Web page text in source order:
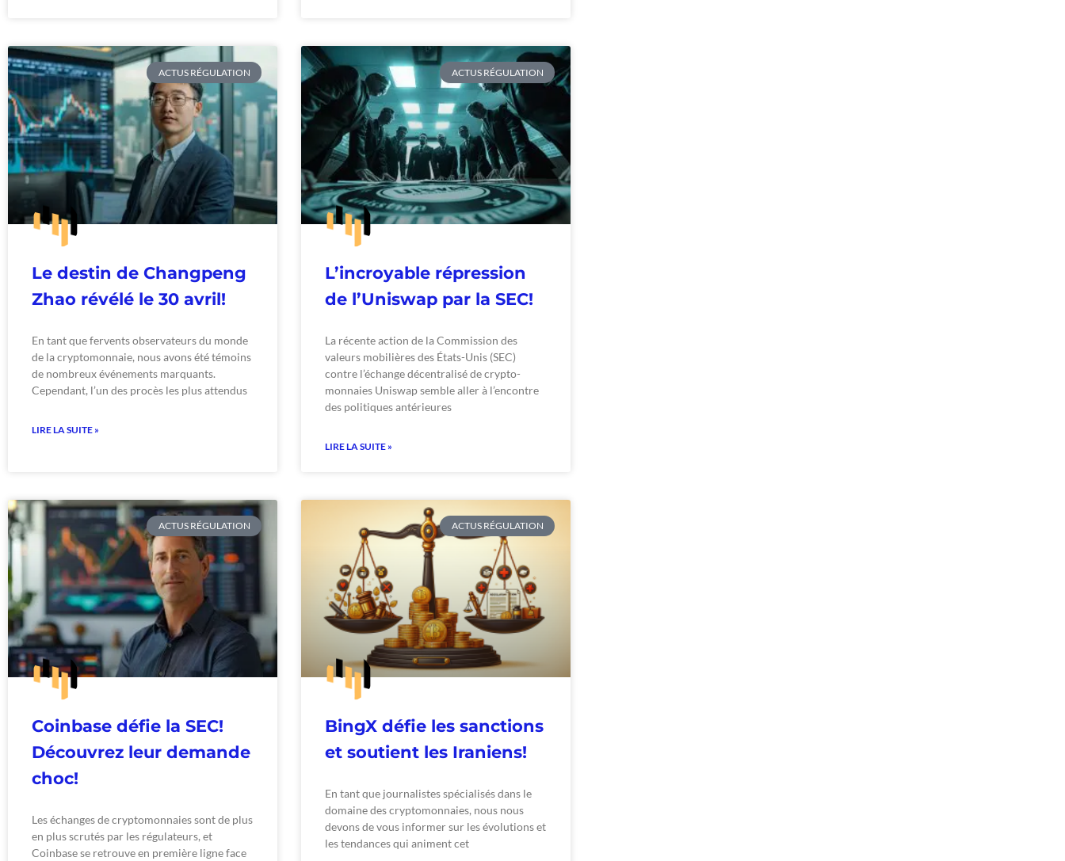
ACTUS RÉGULATION
Le destin de Changpeng
Zhao révélé le 30 avril!
En tant que fervents observateurs du monde
de la cryptomonnaie, nous avons été témoins
de nombreux événements marquants.
Cependant, l’un des procès les plus attendus
LIRE LA SUITE »
ACTUS RÉGULATION
L’incroyable répression
de l’Uniswap par la SEC!
La récente action de la Commission des
valeurs mobilières des États-Unis (SEC)
contre l’échange décentralisé de crypto-
monnaies Uniswap semble aller à l’encontre
des politiques antérieures
LIRE LA SUITE »
ACTUS RÉGULATION
Coinbase défie la SEC!
Découvrez leur demande
choc!
Les échanges de cryptomonnaies sont de plus
en plus scrutés par les régulateurs, et
Coinbase se retrouve en première ligne face
ACTUS RÉGULATION
BingX défie les sanctions
et soutient les Iraniens!
En tant que journalistes spécialisés dans le
domaine des cryptomonnaies, nous nous
devons de vous informer sur les évolutions et
les tendances qui animent cet